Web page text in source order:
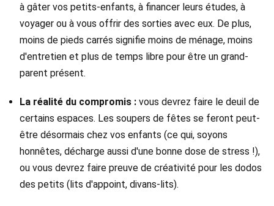
à gâter vos petits-enfants, à financer leurs études, à
voyager ou à vous offrir des sorties avec eux. De plus,
moins de pieds carrés signifie moins de ménage, moins
d'entretien et plus de temps libre pour être un grand-
parent présent.
La réalité du compromis : vous devrez faire le deuil de
certains espaces. Les soupers de fêtes se feront peut-
être désormais chez vos enfants (ce qui, soyons
honnêtes, décharge aussi d'une bonne dose de stress !),
ou vous devrez faire preuve de créativité pour les dodos
des petits (lits d'appoint, divans-lits).